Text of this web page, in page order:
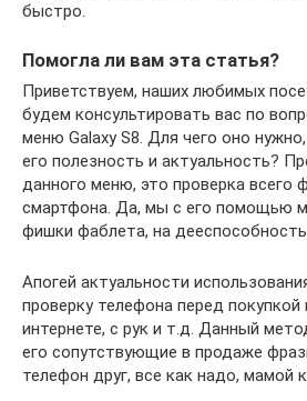
быстро.
Помогла ли вам эта статья?
Приветствуем, наших любимых
будем консультировать вас по
меню Galaxy S8. Для чего оно
его полезность и актуальность?
данного меню, это проверка всего
смартфона. Да, мы с его помощью
фишки фаблета, на
Апогей актуальности
проверку телефона перед
интернете, с рук и т.д. Данный
его сопутствующие в продаже
телефон друг, все как надо, мамой